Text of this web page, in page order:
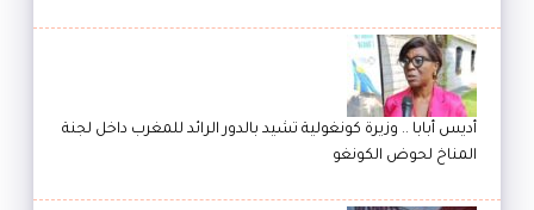
أديس أبابا .. وزيرة كونغولية تشيد بالدور الرائد للمغرب داخل لجنة
المناخ لحوض الكونغو